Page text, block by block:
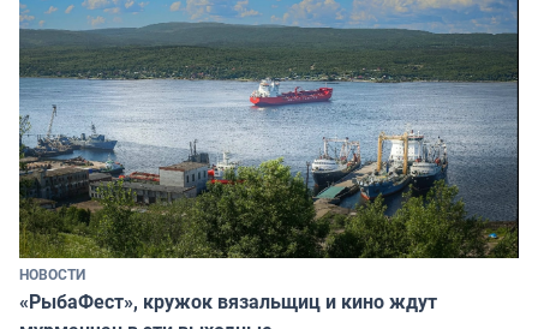
НОВОСТИ
«РыбаФест», кружок вязальщиц и кино ждут